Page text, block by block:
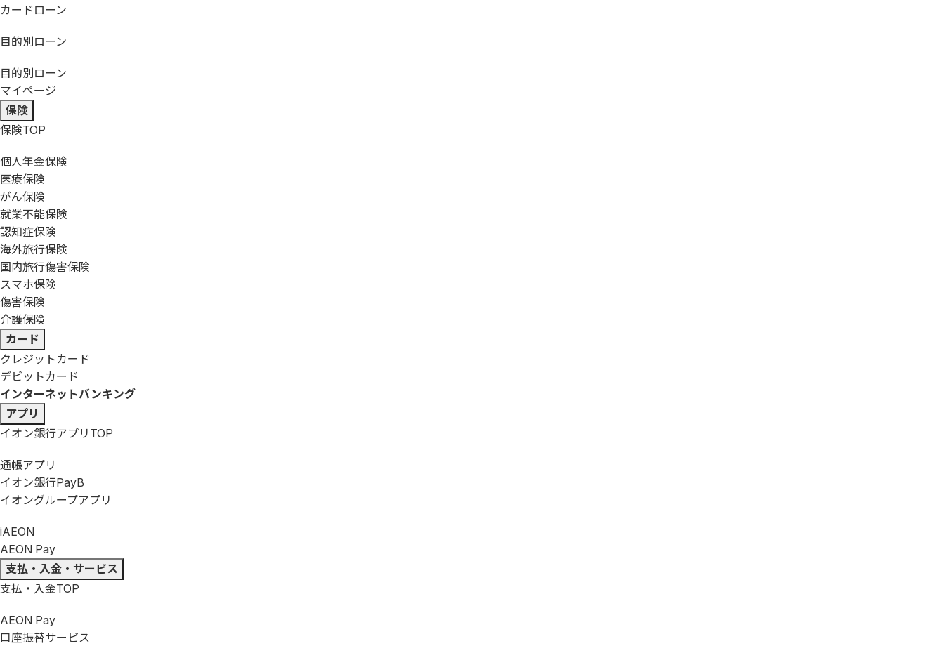
カードローン
目的別ローン
目的別ローン
マイページ
保険
保険TOP
個人年金保険
医療保険
がん保険
就業不能保険
認知症保険
海外旅行保険
国内旅行傷害保険
スマホ保険
傷害保険
介護保険
カード
クレジットカード
デビットカード
インターネットバンキング
アプリ
イオン銀行アプリ TOP
通帳アプリ
イオン銀行PayB
イオングループアプリ
iAEON
AEON Pay
支払・入金・サービス
支払・入金TOP
AEON Pay
口座振替サービス